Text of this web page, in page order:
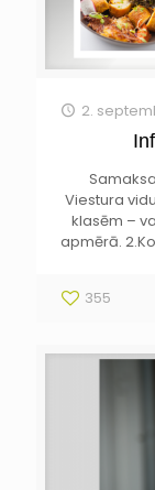
2.
Viestura
klasēm –
apmērā.
355